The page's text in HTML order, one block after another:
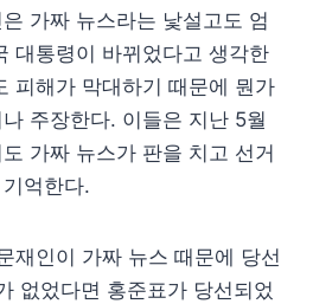
가짜 뉴스라는 낯설고도 엄
대통령이 바뀌었다고 생각한
피해가 막대하기 때문에 뭔가
주장한다. 이들은 지난 5월
가짜 뉴스가 판을 치고 선거
억한다.
재인이 가짜 뉴스 때문에 당선
없었다면 홍준표가 당선되었